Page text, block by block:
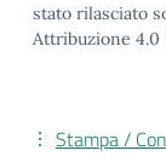
stato rilasciato
Attribuzione 4.0
Stampa /